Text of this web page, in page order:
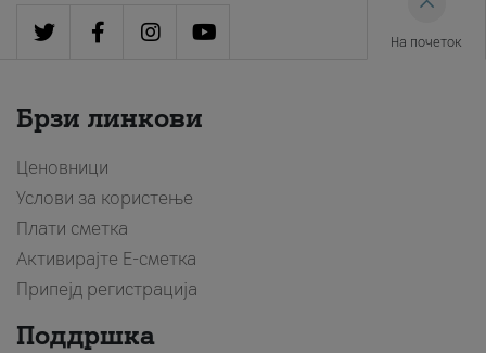
На почеток
Брзи линкови
Ценовници
Услови за користење
Плати сметка
Активирајте Е-сметка
Припејд регистрација
Поддршка